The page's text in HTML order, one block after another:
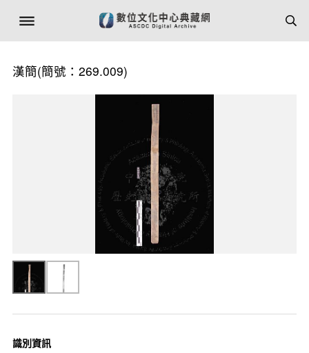
漢簡(簡號：269.009)
識別資訊